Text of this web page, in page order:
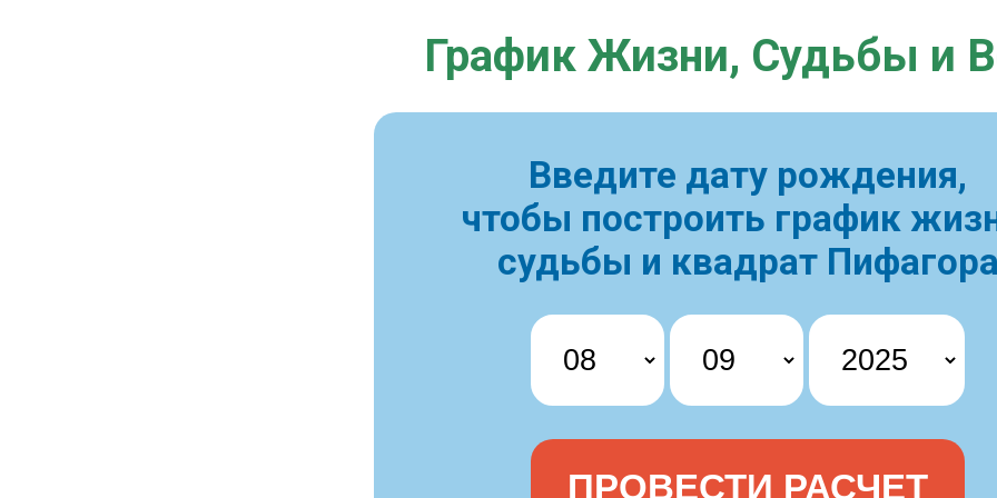
График Жизни, Судьбы и
Введите дату рождения,
чтобы построить график
судьбы и квадрат Пифагора
ПРОВЕСТИ РАСЧЕТ